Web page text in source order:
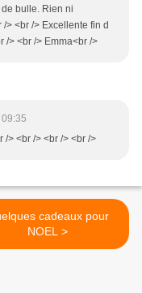
bulle. Rien ni
> <br /> Excellente fin d
/> <br /> Emma<br />
/> <br /> <br /> <br />
cadeaux pour
NOEL >